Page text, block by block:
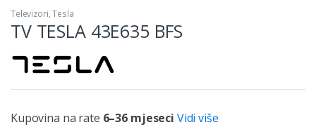
Televizori,Tesla
TV TESLA 43E635 BFS
Kupovina na rate 6–36 mjeseci Vidi više